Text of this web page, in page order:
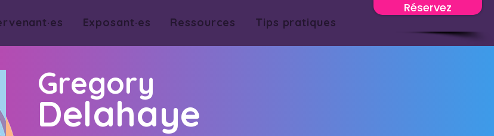
Réservez
Exposant·es Ressources Tips pratiques
Gregory
Delahaye